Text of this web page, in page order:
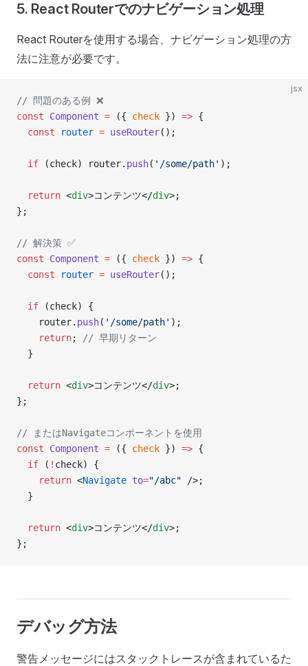
5. React Routerでのナビゲーション処理
React Routerを使用する場合、ナビゲーション処理の方
法に注意が必要です。
jsx
// 問題のある例 ❌
const Component = ({ check }) => {
  const
router = useRouter();
  if
(check) router. push( '/some/path' );
  return
<div>コンテンツ</div>;
};
// 解決策 ✅
const Component = ({ check }) => {
  const
router = useRouter();
  if
(check) {
    router.
push( '/some/path' );
    return
;
// 早期リターン
  }
  return
<div>コンテンツ</div>;
};
// またはNavigateコンポーネントを使用
const Component = ({ check }) => {
  if
( ! check) {
    return
<Navigate to="/abc" />;
  }
  return
<div>コンテンツ</div>;
};
デバッグ方法
警告メッセージにはスタックトレースが含まれているた